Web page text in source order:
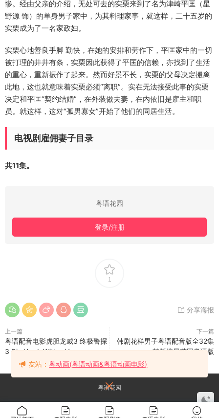
惨。经由父亲的介绍，无处可去的实栗来到了名为津崎平匡（星
野源 饰）的单身男子家中，为其料理家事，就这样，二十五岁的
实栗成为了一名家政妇。
实栗心地善良手脚 勤快，在她的安排和劳作下，平匡家中的一切
被打理的井井有条，实栗因此获得了平匡的信赖，亦找到了生活
的重心，重新振作了起来。然而好景不长，实栗的父母决定搬离
此地，这也就意味着实栗必须“离职”。实在无法接受此事的实栗
决定和平匡“契约结婚”，在外装做夫妻，在内依旧是雇主和职
员。就这样，这对“孤男寡女”开始了他们的同居生活。
电视剧雇佣妻子目录
共11集。
粤语花园
登录/注册
1
分享海报
上一篇
粤语配音电影虎胆龙威3 终极警探
3 Die Hard: With a Vengeance
下一篇
韩剧花样男子粤语配音版全32集
韩版流星花园粤语版
粤语花园
友站：粤动画(粤语动画&粤语动画电影)